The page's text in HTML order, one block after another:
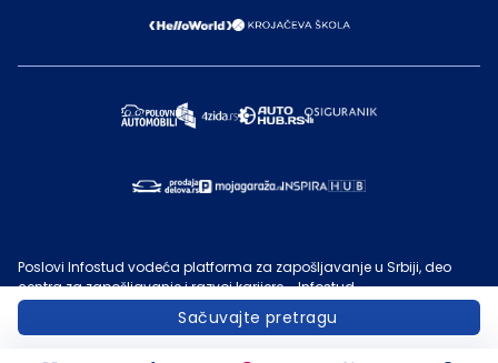
Sačuvajte pretragu
Poslovi Infostud vodeća platforma za zapošljavanje u Srbiji, deo
centra za zapošljavanje i razvoj karijere - Infostud.
©
Infostud rešenja d.o.o. Subotica
Poslovi.infostud.com
je vlasništvo Infostuda. Zabranjeno je njegovo